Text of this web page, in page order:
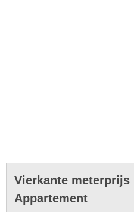
Vierkante meterprijs
Appartement